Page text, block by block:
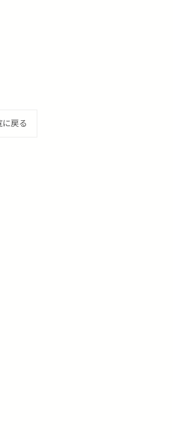
戻る